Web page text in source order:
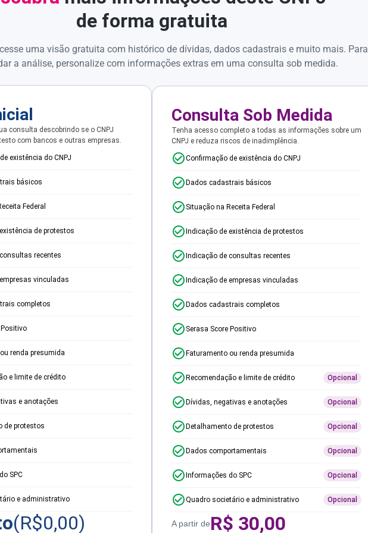
de forma gratuita
uma visão gratuita com histórico de dívidas, dados cadastrais e muito mais. Para
a análise, personalize com informações extras em uma consulta sob medida.
consulta descobrindo se o CNPJ
com bancos e outras empresas.
existência do CNPJ
básicos
Federal
de protestos
recentes
vinculadas
completos
Positivo
renda presumida
e limite de crédito
e anotações
de protestos
SPC
e administrativo
(R$0,00)
Consulta Sob Medida
Tenha acesso completo a todas as informações sobre um
CNPJ e reduza riscos de inadimplência.
Confirmação de existência do CNPJ
Dados cadastrais básicos
Situação na Receita Federal
Indicação de existência de protestos
Indicação de consultas recentes
Indicação de empresas vinculadas
Dados cadastrais completos
Serasa Score Positivo
Faturamento ou renda presumida
Recomendação e limite de crédito Opcional
Dívidas, negativas e anotações Opcional
Detalhamento de protestos Opcional
Dados comportamentais Opcional
Informações do SPC Opcional
Quadro societário e administrativo Opcional
A partir deR$ 30,00